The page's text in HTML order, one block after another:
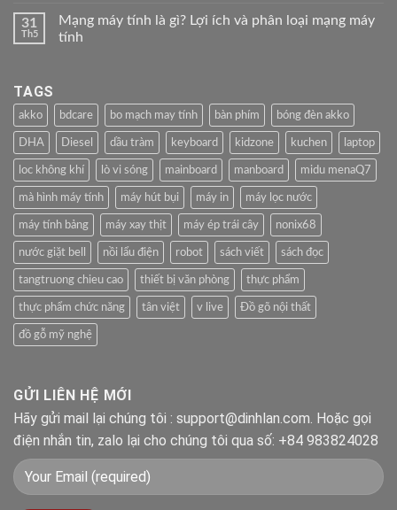
31
Th5
Mạng máy tính là gì? Lợi ích và phân loại mạng máy
tính
TAGS
akko bdcare bo mạch may tính bàn phím bóng đèn akko
DHA Diesel dầu tràm keyboard kidzone kuchen laptop
loc không khí lò vi sóng mainboard manboard midu menaQ7
mà hình máy tính máy hút bụi máy in máy lọc nước
máy tính bảng máy xay thịt máy ép trái cây nonix68
nước giặt bell nồi lẩu điện robot sách viết sách đọc
tangtruong chieu cao thiết bị văn phòng thực phẩm
thực phẩm chức năng tân việt v live Đồ gõ nội thất
đồ gỗ mỹ nghệ
GỬI LIÊN HỆ MỚI
Hãy gửi mail lại chúng tôi : support@dinhlan.com. Hoặc gọi
điện nhắn tin, zalo lại cho chúng tôi qua số: +84 983824028